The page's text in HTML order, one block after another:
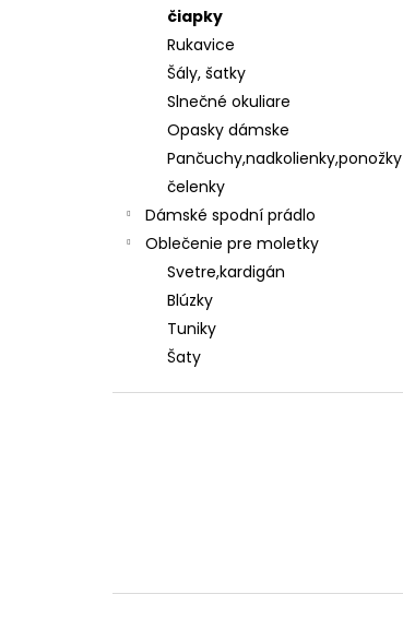
čiapky
Rukavice
Šály, šatky
Slnečné okuliare
Opasky dámske
Pančuchy,nadkolienky,ponožky
čelenky
Dámské spodní prádlo
Oblečenie pre moletky
Svetre,kardigán
Blúzky
Tuniky
Šaty